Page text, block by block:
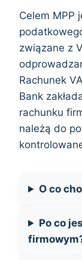
Celem MPP
związane z
Rachunek
Bank
rachunku
należą do
O co
Po co